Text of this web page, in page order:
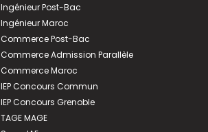
Ingénieur Post-Bac
Ingénieur Maroc
Commerce Post-Bac
Commerce Admission Parallèle
Commerce Maroc
IEP Concours Commun
IEP Concours Grenoble
TAGE MAGE